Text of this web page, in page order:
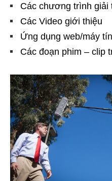
Các chương trình giải
Các Video giới thiệu
Ứng dụng web/máy
Các đoạn phim – clip